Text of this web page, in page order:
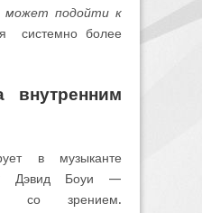
может подойти к
системно более
внутренним
в музыканте
Дэвид Боуи —
со зрением.